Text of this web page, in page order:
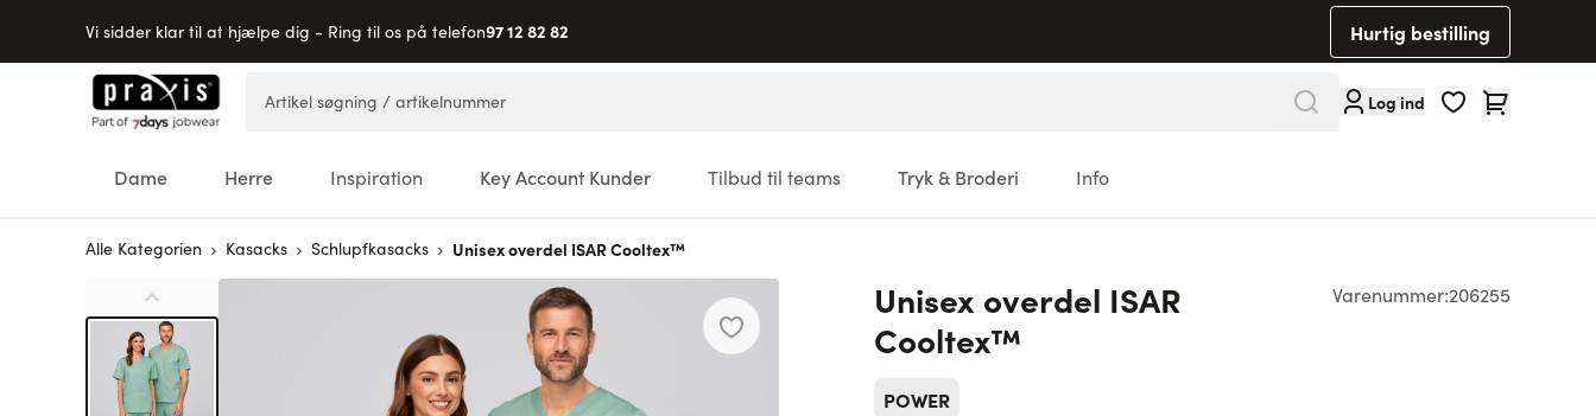
Vi sidder klar til at hjælpe dig - Ring til os på telefon97 12 82 82 Hurtig bestilling
Skip to Content
Log ind Cart
Dame Herre Inspiration Key Account Kunder Tilbud til teams Tryk & Broderi Info
Alle Kategorien Kasacks Schlupfkasacks Unisex overdel ISAR Cooltex™
Varenummer:206255
Unisex overdel ISAR
Cooltex™
POWER